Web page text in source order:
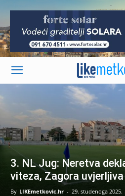
-
3. NL Jug: Neretva
viteza, Zagora
By LIKEmetkovic.hr - 29. studenoga 2025.